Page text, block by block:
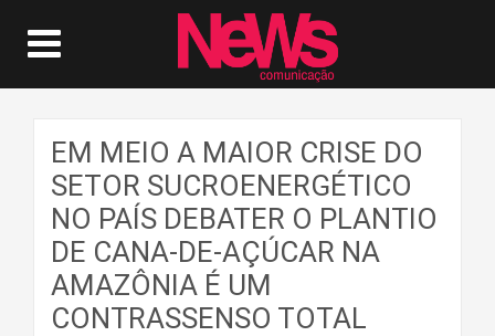
EM MEIO A MAIOR CRISE DO
SETOR SUCROENERGÉTICO
NO PAÍS DEBATER O PLANTIO
DE CANA-DE-AÇÚCAR NA
AMAZÔNIA É UM
CONTRASSENSO TOTAL